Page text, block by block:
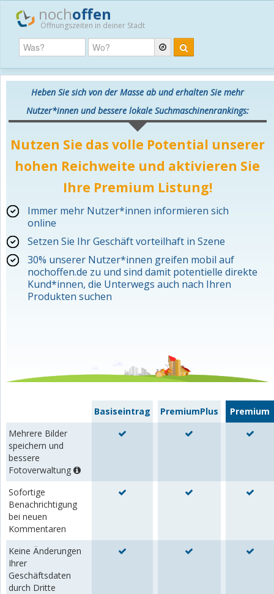
nochoffen
Öffnungszeiten in deiner Stadt
Heben Sie sich von der Masse ab und erhalten Sie mehr
Nutzer*innen und bessere lokale Suchmaschinenrankings:
Nutzen Sie das volle Potential unserer
hohen Reichweite und aktivieren Sie
Ihre Premium Listung!
Immer mehr Nutzer*innen informieren sich
online
Setzen Sie Ihr Geschäft vorteilhaft in Szene
30% unserer Nutzer*innen greifen mobil auf
nochoffen.de zu und sind damit potentielle direkte
Kund*innen, die Unterwegs auch nach Ihren
Produkten suchen
Basiseintrag PremiumPlus
Premium
Mehrere Bilder
speichern und
bessere
Fotoverwaltung
Sofortige
Benachrichtigung
bei neuen
Kommentaren
Keine Änderungen
Ihrer
Geschäftsdaten
durch Dritte